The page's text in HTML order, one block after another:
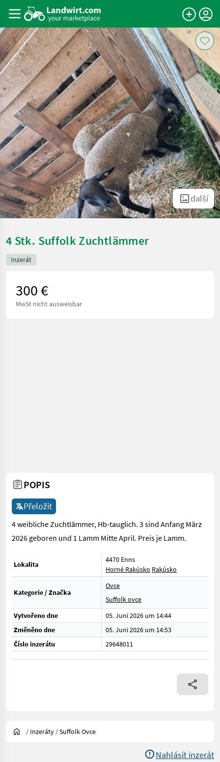
další
4 Stk. Suffolk Zuchtlämmer
Inzerát
300 €
MwSt nicht ausweisbar
POPIS
Přeložit
4 weibliche Zuchtlämmer, Hb-tauglich. 3 sind Anfang März
2026 geboren und 1 Lamm Mitte April. Preis je Lamm.
Lokalita
4470 Enns
Horné Rakúsko Rakúsko
Kategorie / Značka
Ovce
Suffolk ovce
Vytvořeno dne
05. Juni 2026 um 14:44
Změněno dne
05. Juni 2026 um 14:53
Číslo inzerátu
29648011
/ Inzeráty /Suffolk Ovce
Nahlásit inzerát